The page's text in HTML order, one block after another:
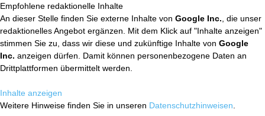
Empfohlene redaktionelle Inhalte
An dieser Stelle finden Sie externe Inhalte von Google Inc. , die unser
redaktionelles Angebot ergänzen. Mit dem Klick auf "Inhalte anzeigen"
stimmen Sie zu, dass wir diese und zukünftige Inhalte von Google
Inc. anzeigen dürfen. Damit können personenbezogene Daten an
Drittplattformen übermittelt werden.
Inhalte anzeigen
Weitere Hinweise finden Sie in unseren Datenschutzhinweisen